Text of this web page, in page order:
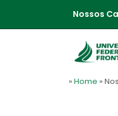
Nossos
» Home »